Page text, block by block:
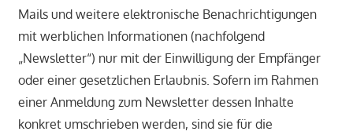
Mails und weitere elektronische Benachrichtigungen
mit werblichen Informationen (nachfolgend
„Newsletter“) nur mit der Einwilligung der Empfänger
oder einer gesetzlichen Erlaubnis. Sofern im Rahmen
einer Anmeldung zum Newsletter dessen Inhalte
konkret umschrieben werden, sind sie für die